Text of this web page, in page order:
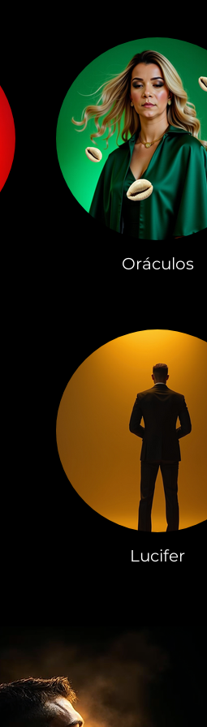
Oráculos
Lucifer